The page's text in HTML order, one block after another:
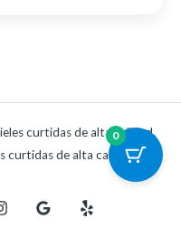
curtidas de alta calidad.
curtidas de alta calidad.
0